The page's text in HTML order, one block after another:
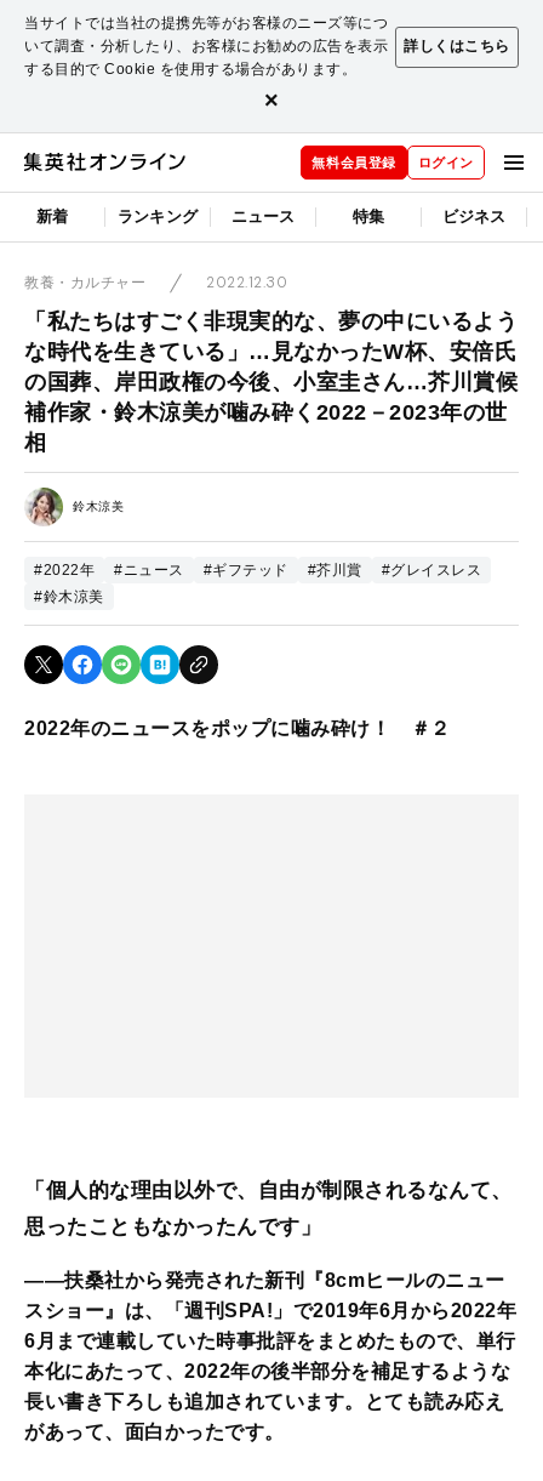
当サイトでは当社の提携先等がお客様のニーズ等につ
いて調査・分析したり、お客様にお勧めの広告を表示
する目的で Cookie を使用する場合があります。
詳しくはこちら
×
無料会員登録 ログイン
新着 ランキング ニュース 特集 ビジネス
教養・カルチャー 2022.12.30
「私たちはすごく非現実的な、夢の中にいるよう
な時代を生きている」…見なかったW杯、安倍氏
の国葬、岸田政権の今後、小室圭さん…芥川賞候
補作家・鈴木涼美が噛み砕く2022－2023年の世
相
鈴木涼美
#2022年 #ニュース #ギフテッド #芥川賞
#グレイスレス
#鈴木涼美
2022年のニュースをポップに噛み砕け！ ＃２
「個人的な理由以外で、自由が制限されるなんて、
思ったこともなかったんです」
――扶桑社から発売された新刊『8cmヒールのニュー
スショー』は、「週刊SPA!」で2019年6月から2022年
6月まで連載していた時事批評をまとめたもので、単行
本化にあたって、2022年の後半部分を補足するような
長い書き下ろしも追加されています。とても読み応え
があって、面白かったです。